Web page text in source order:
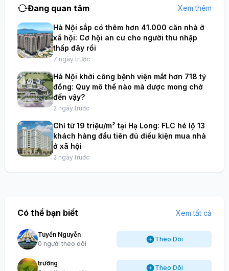
Đang quan tâm Xem thêm
Hà Nội sắp có thêm hơn 41.000 căn nhà ở
xã hội: Cơ hội an cư cho người thu nhập
thấp đây rồi
7 ngày trước
Hà Nội khởi công bệnh viện mắt hơn 718 tỷ
đồng: Quy mô thế nào mà được mong chờ
đến vậy?
2 ngày trước
Chỉ từ 19 triệu/m² tại Hạ Long: FLC hé lộ 13
khách hàng đầu tiên đủ điều kiện mua nhà
ở xã hội
2 ngày trước
Có thể bạn biết Xem tất cả
Tuyến Nguyễn
0 người theo dõi
Theo Dõi
trường
Theo Dõi